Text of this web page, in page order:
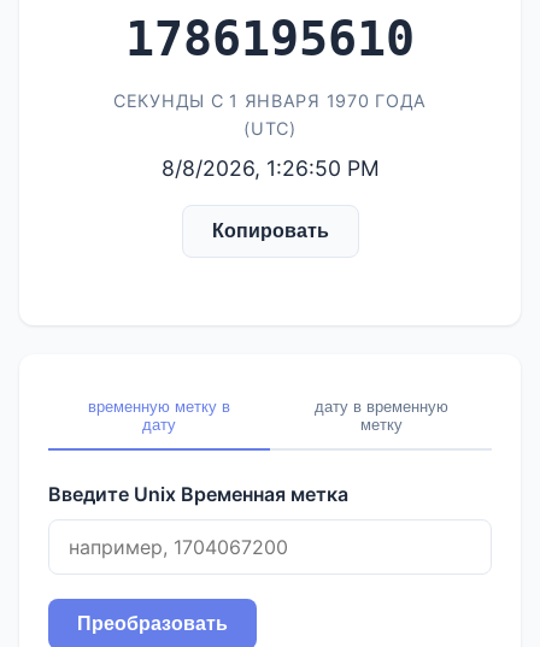
1786195610
СЕКУНДЫ С 1 ЯНВАРЯ 1970 ГОДА
(UTC)
8/8/2026, 1:26:50 PM
Копировать
временную метку в
дату
дату в временную
метку
Введите Unix Временная метка
Преобразовать